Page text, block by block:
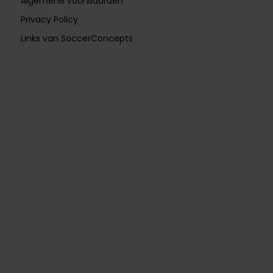
Privacy Policy
Links van SoccerConcepts